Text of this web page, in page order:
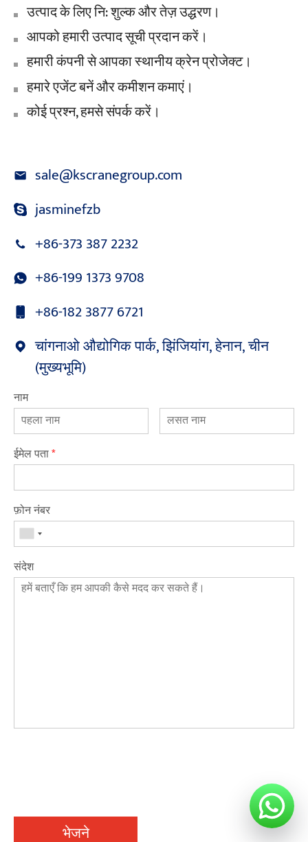
उत्पाद के लिए नि: शुल्क और तेज़ उद्धरण।
आपको हमारी उत्पाद सूची प्रदान करें।
हमारी कंपनी से आपका स्थानीय क्रेन प्रोजेक्ट।
हमारे एजेंट बनें और कमीशन कमाएं।
कोई प्रश्न, हमसे संपर्क करें।
sale@kscranegroup.com
jasminefzb
+86-373 387 2232
+86-199 1373 9708
+86-182 3877 6721
चांगनाओ औद्योगिक पार्क, झिंजियांग, हेनान, चीन
(मुख्यभूमि)
नाम
ईमेल पता*
फ़ोन नंबर
संदेश
भेजने